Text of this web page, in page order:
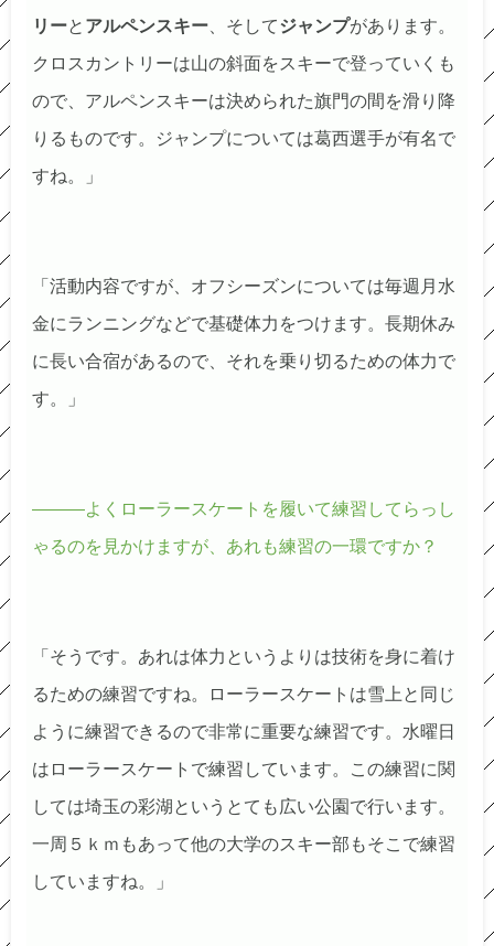
リーと アルペンスキー、そしてジャンプがあります。
クロスカントリーは山の斜面をスキーで登っていくも
ので、アルペンスキーは決められた旗門の間を滑り降
りるものです。ジャンプについては葛西選手が有名で
すね。」
「活動内容ですが、オフシーズンについては毎週月水
金にランニングなどで基礎体力をつけます。長期休み
に長い合宿があるので、それを乗り切るための体力で
す。」
―――よくローラースケートを履いて練習してらっし
ゃるのを見かけますが、あれも練習の一環ですか？
「そうです。あれは体力というよりは技術を身に着け
るための練習ですね。ローラースケートは雪上と同じ
ように練習できるので非常に重要な練習です。水曜日
はローラースケートで練習しています。この練習に関
しては埼玉の彩湖というとても広い公園で行います。
一周５ｋｍもあって他の大学のスキー部もそこで練習
していますね。」